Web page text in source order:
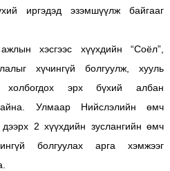
иргэдэд эзэмшүүлж байгааг
хэсгээс хүүхдийн “Соёл”,
хүчингүй болгуулж, хууль
холбогдох эрх бүхий албан
Улмаар Нийслэлийн өмч
2 хүүхдийн зуслангийн өмч
болгуулах арга хэмжээг